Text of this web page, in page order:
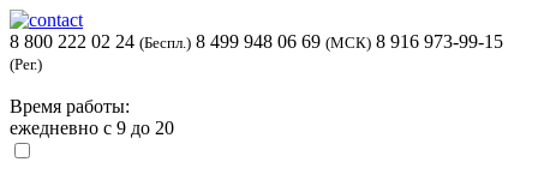
8 800 222 02 24 (Беспл.) 8 499 948 06 69 (МСК) 8 916 973-99-15
(Рег.)
Время работы:
ежедневно с 9 до 20